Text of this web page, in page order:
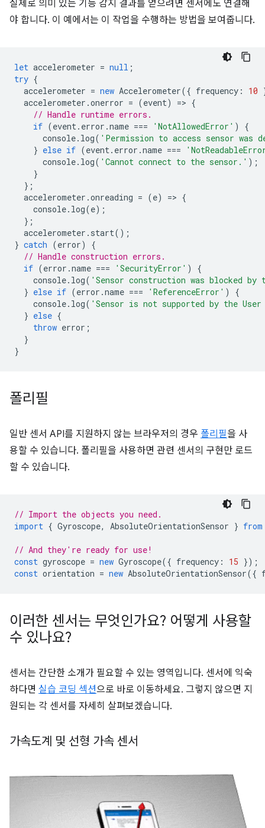
실제로 의미 있는 기능 감지 결과를 얻으려면 센서에도 연결해
야 합니다. 이 예에서는 이 작업을 수행하는 방법을 보여줍니다.
let accelerometer = null ;
try {
accelerometer = new Accelerometer({ frequency : 10
accelerometer .onerror = (event) => {
// Handle runtime errors.
if (event. error .name === 'NotAllowedError' )
{
console. log( 'Permission to access sensor was
} else if (event. error .name ===
console. log( 'Cannot connect to the sensor.' );
}
};
accelerometer .onreading = (e) => {
console. log(e);
};
accelerometer . start();
} catch (error)
{
// Handle construction errors.
if (error .name === 'SecurityError' )
{
console. log( 'Sensor construction was blocked
} else if (error .name === 'ReferenceError' )
{
console. log( 'Sensor is not supported by the
} else {
throw error ;
}
}
폴리필
일반 센서 API를 지원하지 않는 브라우저의 경우 폴리필을 사
용할 수 있습니다. 폴리필을 사용하면 관련 센서의 구현만 로드
할 수 있습니다.
// Import the objects you need.
import { Gyroscope, AbsoluteOrientationSensor } from
// And they're ready for use!
const gyroscope = new Gyroscope({ frequency : 15 });
const orientation = new AbsoluteOrientationSensor({
이러한 센서는 무엇인가요? 어떻게 사용할
수 있나요?
센서는 간단한 소개가 필요할 수 있는 영역입니다. 센서에 익숙
하다면 실습 코딩 섹션으로 바로 이동하세요. 그렇지 않으면 지
원되는 각 센서를 자세히 살펴보겠습니다.
가속도계 및 선형 가속 센서